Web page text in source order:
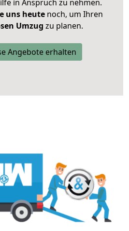
in Anspruch zu nehmen.
uns heutenoch, um Ihren
Umzug zu planen.
Angebote erhalten